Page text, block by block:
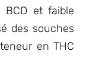
et faible
des souches
en THC